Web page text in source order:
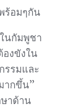
ร้อมๆกัน
นกัมพูชา
งขังใน
รรมและ
ากขึ้น”
าด้าน